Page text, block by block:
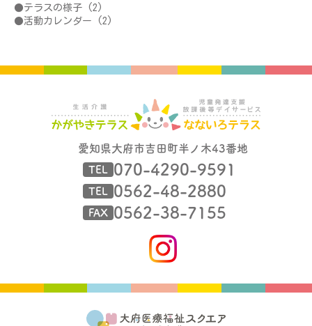
テラスの様子 (2)
活動カレンダー (2)
愛知県大府市吉田町半ノ木43番地
TEL 070-4290-9591
TEL 0562-48-2880
FAX 0562-38-7155